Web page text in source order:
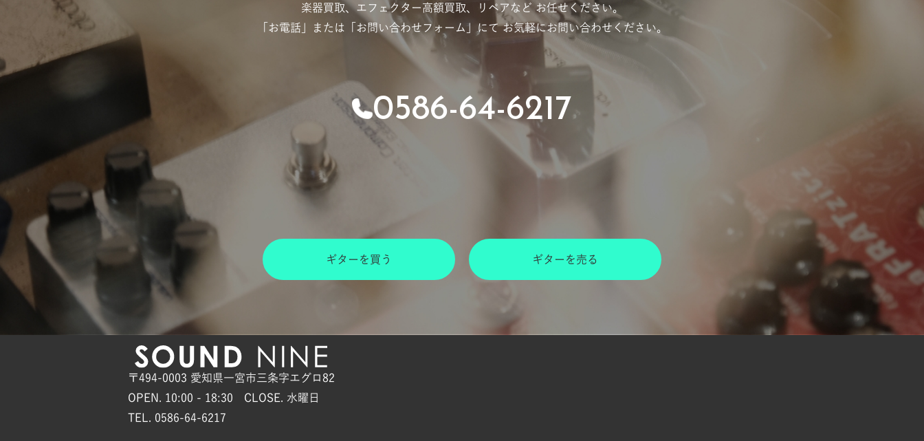
楽器買取、エフェクター高額買取、リペアなど お任せください。
「お電話」または「お問い合わせフォーム」にてお気軽にお問い合わせください。
0586-64-6217
ギターを買う ギターを売る
〒494-0003 愛知県一宮市三条字エグロ82
OPEN. 10:00 - 18:30 CLOSE. 水曜日
TEL. 0586-64-6217